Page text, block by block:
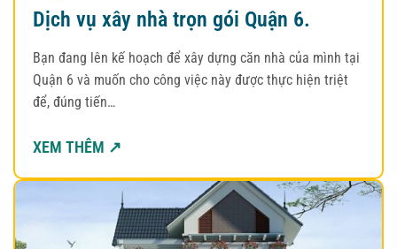
Dịch vụ xây nhà trọn gói Quận 6.
Bạn đang lên kế hoạch để xây dựng căn nhà của mình tại
Quận 6 và muốn cho công việc này được thực hiện triệt
để, đúng tiến…
XEM THÊM ↗